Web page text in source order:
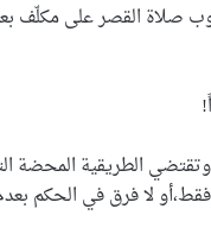
صلاة القصر على
الطريقية
لا فرق في الحكم